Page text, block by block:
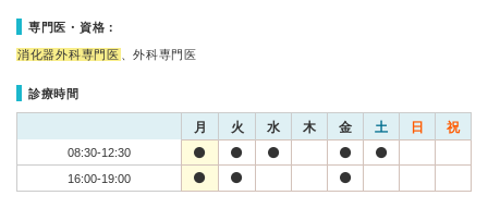
専門医・資格：
消化器外科専門医 、外科専門医
診療時間
月 火 水 木 金 土 日 祝
08:30-12:30
16:00-19:00